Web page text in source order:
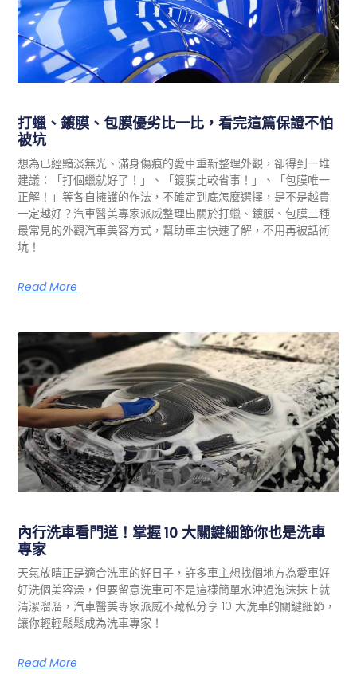
打蠟、鍍膜、包膜優劣比一比，看完這篇保證不怕
被坑
想為已經黯淡無光、滿身傷痕的愛車重新整理外觀，卻得到一堆
建議：「打個蠟就好了！」、「鍍膜比較省事！」、「包膜唯一
正解！」等各自擁護的作法，不確定到底怎麼選擇，是不是越貴
一定越好？汽車醫美專家派威整理出關於打蠟、鍍膜、包膜三種
最常見的外觀汽車美容方式，幫助車主快速了解，不用再被話術
坑！
Read More
內行洗車看門道！掌握 10 大關鍵細節你也是洗車
專家
天氣放晴正是適合洗車的好日子，許多車主想找個地方為愛車好
好洗個美容澡，但要留意洗車可不是這樣簡單水沖過泡沫抹上就
清潔溜溜，汽車醫美專家派威不藏私分享 10 大洗車的關鍵細節，
讓你輕輕鬆鬆成為洗車專家！
Read More